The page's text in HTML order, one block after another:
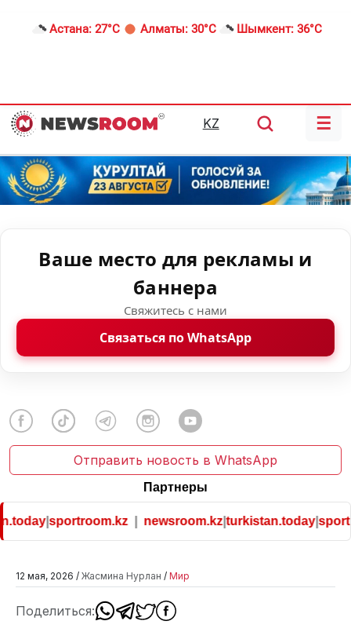
Астана: 27°C Алматы: 30°C Шымкент: 36°C
KZ ☰
Ваше место для рекламы и
баннера
Свяжитесь с нами
Связаться по WhatsApp
Отправить новость в WhatsApp
Партнеры
|sportroom.kz| newsroom.kz|turkistan.today|
12 мая, 2026 / Жасмина Нурлан / Мир
Поделиться: